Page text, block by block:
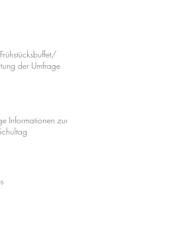
der Umfrage
Informationen zum